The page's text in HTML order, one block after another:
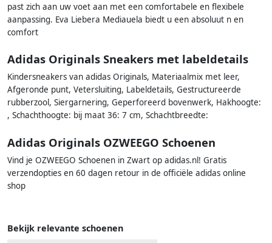
past zich aan uw voet aan met een comfortabele en flexibele
aanpassing. Eva Liebera Mediauela biedt u een absoluut n en
comfort
Adidas Originals Sneakers met labeldetails
Kindersneakers van adidas Originals, Materiaalmix met leer,
Afgeronde punt, Vetersluiting, Labeldetails, Gestructureerde
rubberzool, Siergarnering, Geperforeerd bovenwerk, Hakhoogte:
, Schachthoogte: bij maat 36: 7 cm, Schachtbreedte:
Adidas Originals OZWEEGO Schoenen
Vind je OZWEEGO Schoenen in Zwart op adidas.nl! Gratis
verzendopties en 60 dagen retour in de officiële adidas online
shop
Bekijk relevante schoenen